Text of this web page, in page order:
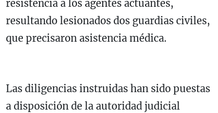
resistencia a los agentes actuantes,
resultando lesionados dos guardias civiles,
que precisaron asistencia médica.
Las diligencias instruidas han sido puestas
a disposición de la autoridad judicial